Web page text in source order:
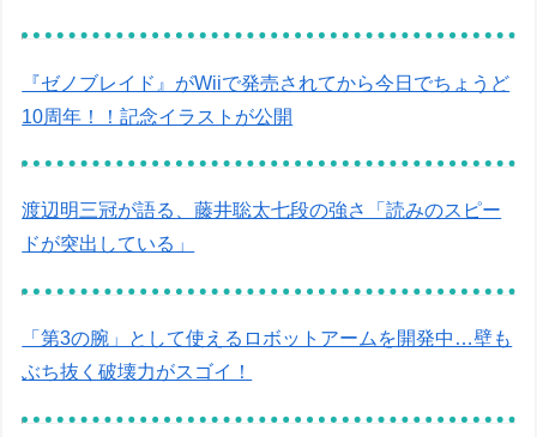
『ゼノブレイド』がWiiで発売されてから今日でちょうど
10周年！！記念イラストが公開
渡辺明三冠が語る、藤井聡太七段の強さ「読みのスピー
ドが突出している」
「第3の腕」として使えるロボットアームを開発中…壁も
ぶち抜く破壊力がスゴイ！